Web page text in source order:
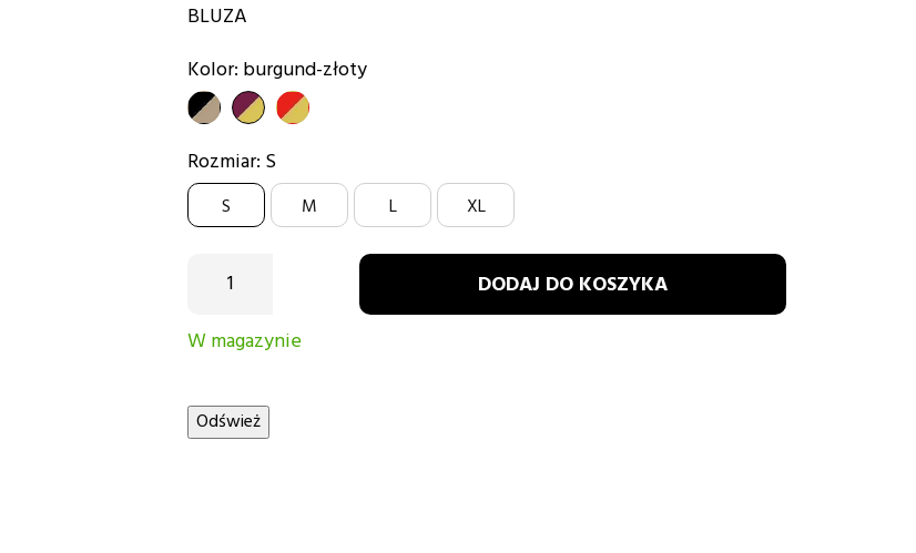
BLUZA
Kolor: burgund-złoty
czarny-
złoty
burgund-
złoty
czerwony-
Rozmiar: S
S M L XL
DODAJ DO KOSZYKA
W magazynie